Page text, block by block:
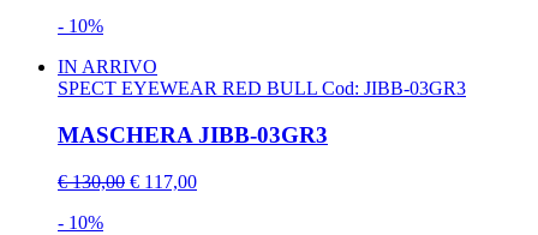
- 10%
IN ARRIVO
SPECT EYEWEAR RED BULL Cod: JIBB-03GR3
MASCHERA JIBB-03GR3
€ 130,00 € 117,00
- 10%